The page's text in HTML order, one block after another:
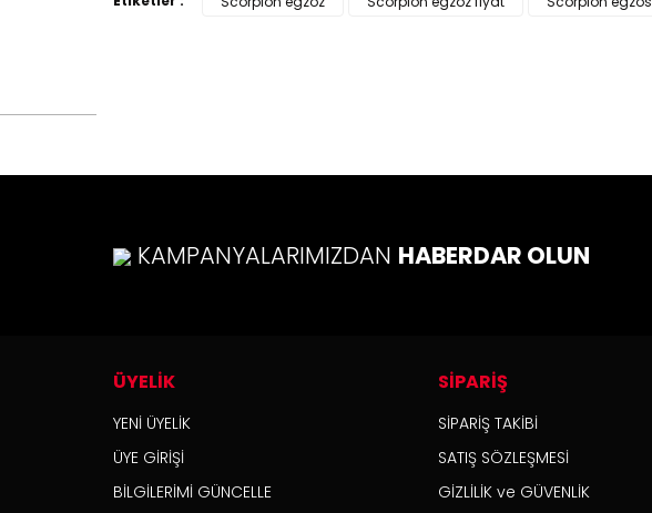
KAMPANYALARIMIZDAN HABERDAR OLUN
ÜYELİK
YENİ ÜYELİK
ÜYE GİRİŞİ
BİLGİLERİMİ GÜNCELLE
SİPARİŞ
SİPARİŞ TAKİBİ
SATIŞ SÖZLEŞMESİ
GİZLİLİK ve GÜVENLİK